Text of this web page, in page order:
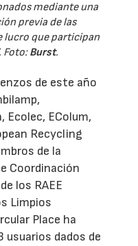
mediante una
previa de las
lucro que participan
Foto:Burst.
de este año
Ecolec, EColum,
Recycling
de la
Coordinación
los RAEE
Limpios
Place ha
dados de